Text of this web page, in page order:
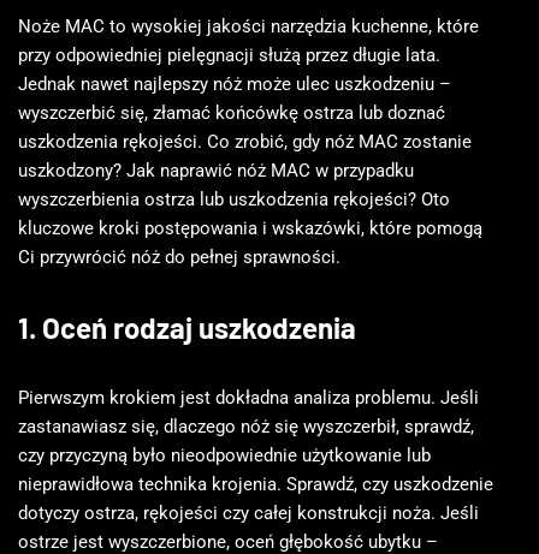
Noże MAC to wysokiej jakości narzędzia kuchenne, które
przy odpowiedniej pielęgnacji służą przez długie lata.
Jednak nawet najlepszy nóż może ulec uszkodzeniu –
wyszczerbić się, złamać końcówkę ostrza lub doznać
uszkodzenia rękojeści. Co zrobić, gdy nóż MAC zostanie
uszkodzony? Jak naprawić nóż MAC w przypadku
wyszczerbienia ostrza lub uszkodzenia rękojeści? Oto
kluczowe kroki postępowania i wskazówki, które pomogą
Ci przywrócić nóż do pełnej sprawności.
1. Oceń rodzaj uszkodzenia
Pierwszym krokiem jest dokładna analiza problemu. Jeśli
zastanawiasz się, dlaczego nóż się wyszczerbił, sprawdź,
czy przyczyną było nieodpowiednie użytkowanie lub
nieprawidłowa technika krojenia. Sprawdź, czy uszkodzenie
dotyczy ostrza, rękojeści czy całej konstrukcji noża. Jeśli
ostrze jest wyszczerbione, oceń głębokość ubytku –